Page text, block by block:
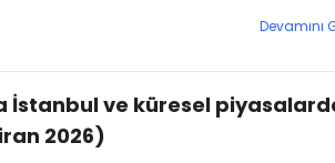
Devamını
İstanbul ve küresel
2026)